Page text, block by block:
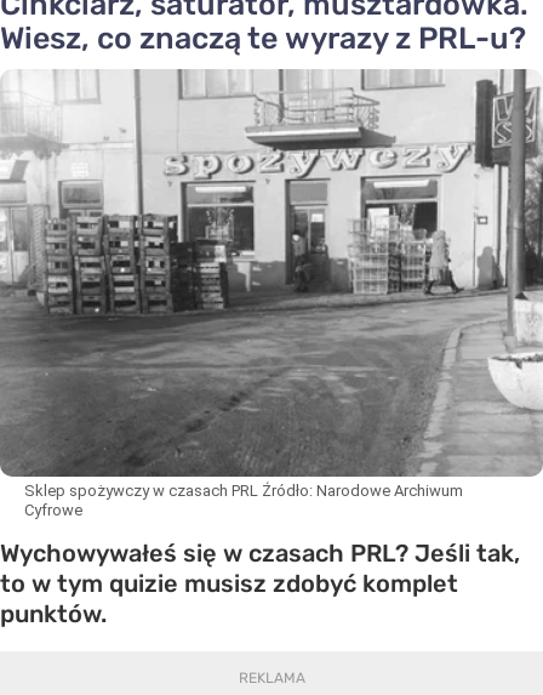
Wiesz, co znaczą te wyrazy z PRL-u?
Sklep spożywczy w czasach PRL Źródło: Narodowe Archiwum
Cyfrowe
Wychowywałeś się w czasach PRL? Jeśli tak,
to w tym quizie musisz zdobyć komplet
punktów.